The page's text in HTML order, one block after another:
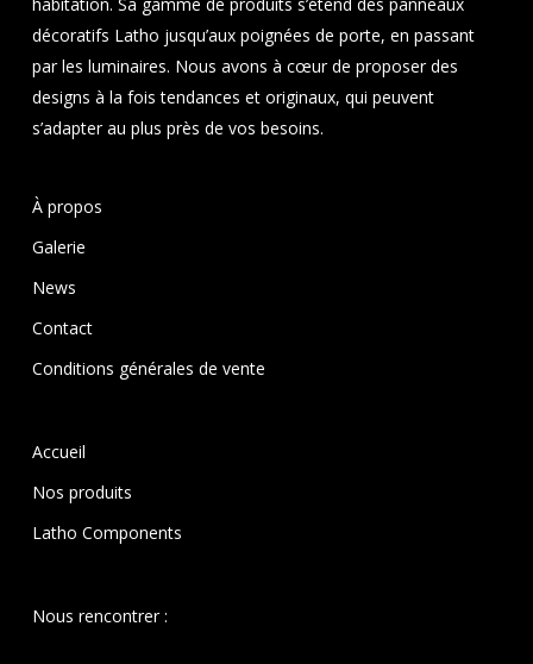
décoratifs Latho jusqu’aux poignées de porte, en passant
par les luminaires. Nous avons à cœur de proposer des
designs à la fois tendances et originaux, qui peuvent
s’adapter au plus près de vos besoins.
À propos
Galerie
News
Contact
Conditions générales de vente
Accueil
Nos produits
Latho Components
Nous rencontrer :